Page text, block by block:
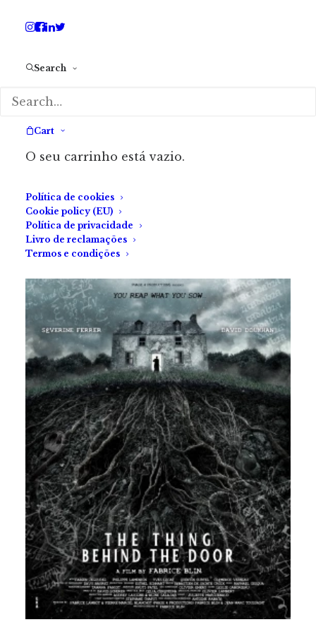
Search
Cart
O seu carrinho está vazio.
Política de cookies
Cookie policy (EU)
Política de privacidade
Livro de reclamações
Termos e condições
fantástico.»